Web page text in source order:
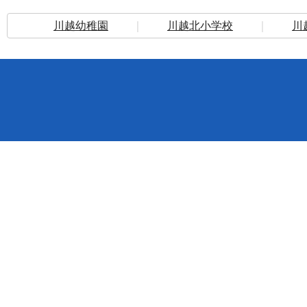
川越幼稚園 川越北小学校 川